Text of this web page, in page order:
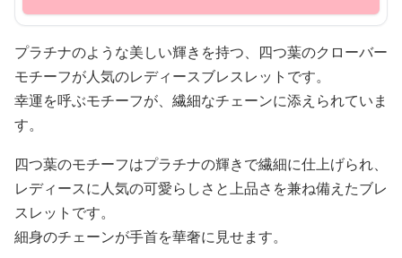
プラチナのような美しい輝きを持つ、四つ葉のクローバー
モチーフが人気のレディースブレスレットです。
幸運を呼ぶモチーフが、繊細なチェーンに添えられていま
す。
四つ葉のモチーフはプラチナの輝きで繊細に仕上げられ、
レディースに人気の可愛らしさと上品さを兼ね備えたブレ
スレットです。
細身のチェーンが手首を華奢に見せます。